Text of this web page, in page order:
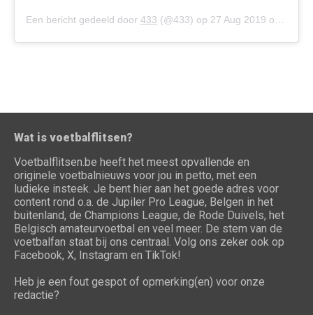
Een bericht gedeeld door 433 (@433) op 27 Aug 2019 om 5:54 (PDT)
Wat is voetbalflitsen?
Voetbalflitsen.be heeft het meest opvallende en
originele voetbalnieuws voor jou in petto, met een
ludieke insteek. Je bent hier aan het goede adres voor
content rond o.a. de Jupiler Pro League, Belgen in het
buitenland, de Champions League, de Rode Duivels, het
Belgisch amateurvoetbal en veel meer. De stem van de
voetbalfan staat bij ons centraal. Volg ons zeker ook op
Facebook, X, Instagram en TikTok!
Heb je een fout gespot of opmerking(en) voor onze
redactie?